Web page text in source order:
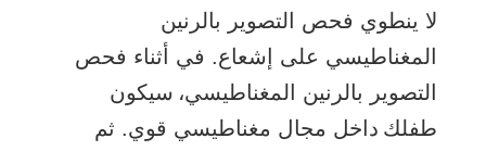
لا ينطوي فحص التصوير بالرنين
المغناطيسي على إشعاع. في أثناء فحص
التصوير بالرنين المغناطيسي، سيكون
طفلك داخل مجال مغناطيسي قوي. ثم